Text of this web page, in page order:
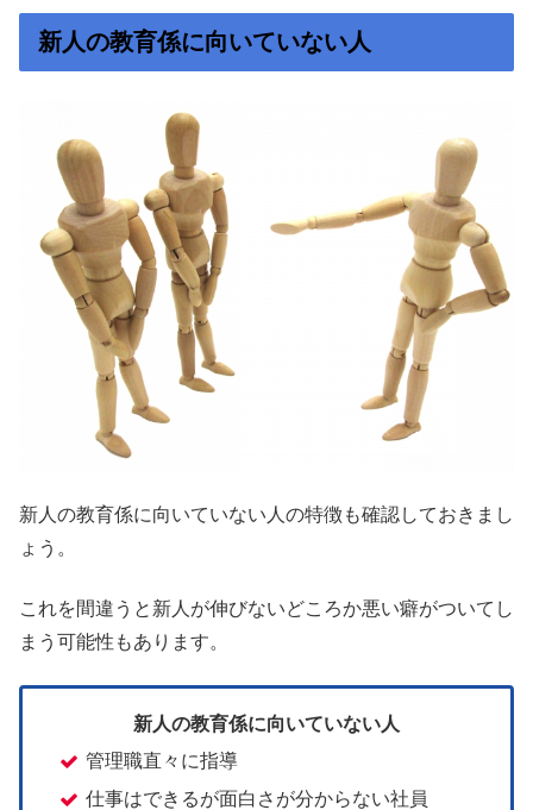
新人の教育係に向いていない人
新人の教育係に向いていない人の特徴も確認しておきまし
ょう。
これを間違うと新人が伸びないどころか悪い癖がついてし
まう可能性もあります。
新人の教育係に向いていない人
管理職直々に指導
仕事はできるが面白さが分からない社員